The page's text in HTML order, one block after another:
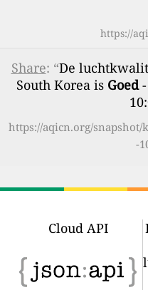
https://
Share: “De
South Korea is Goed-
https://aqicn.org/snapshot/
-
Cloud API